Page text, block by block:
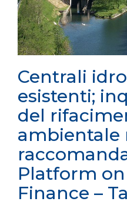
Centrali
esistenti;
del
ambientale
Platform
Finance –